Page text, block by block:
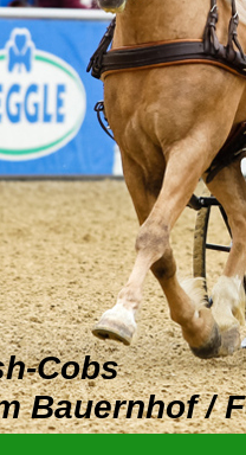
Cobs
Bauernhof /